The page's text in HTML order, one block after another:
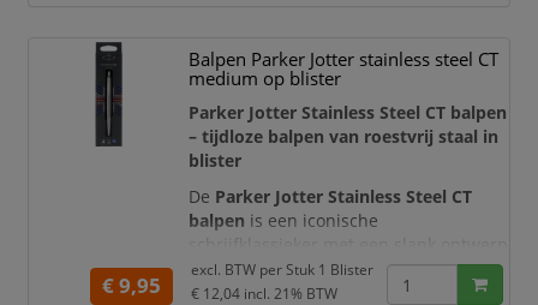
professionele uitstraling.
Met het kenmerkende
klikmechanismeschuift u de
schrijfpunt snel in en uit.
Balpen Parker Jotter stainless steel CT
medium op blister
Parker Jotter Stainless Steel CT balpen
– tijdloze balpen van roestvrij staal in
blister
De Parker Jotter Stainless Steel CT
balpen is een iconische
schrijfklassieker met een slank ontwerp
en een volledig roestvrijstalen
uitvoering. De geborstelde metalen
€ 9,95
excl. BTW per Stuk 1 Blister
€ 12,04 incl. 21% BTW